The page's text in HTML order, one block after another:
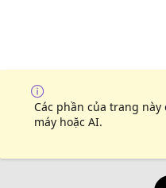
Các phần của trang
máy hoặc AI.